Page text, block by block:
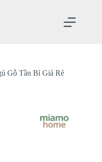
Gỗ Tần Bì Giá Rẻ